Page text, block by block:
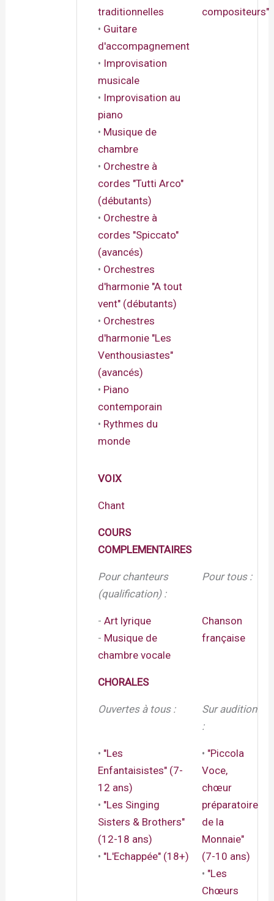
traditionnelles
• Guitare
d'accompagnement
• Improvisation
musicale
• Improvisation au
piano
• Musique de
chambre
• Orchestre à
cordes "Tutti Arco"
(débutants)
• Orchestre à
cordes "Spiccato"
(avancés)
• Orchestres
d'harmonie "A tout
vent" (débutants)
• Orchestres
d'harmonie "Les
Venthousiastes"
(avancés)
• Piano
contemporain
• Rythmes du
monde
compositeurs"
VOIX
Chant
COURS
COMPLEMENTAIRES
Pour chanteurs
(qualification) :
Pour tous :
- Art lyrique
- Musique de
chambre vocale
Chanson
française
CHORALES
Ouvertes à tous :
Sur audition
:
• "Les
Enfantaisistes" (7-
12 ans)
• "Les Singing
Sisters & Brothers"
(12-18 ans)
• "L'Echappée" (18+)
• "Piccola
Voce,
chœur
préparatoire
de la
Monnaie"
(7-10 ans)
• "Les
Chœurs